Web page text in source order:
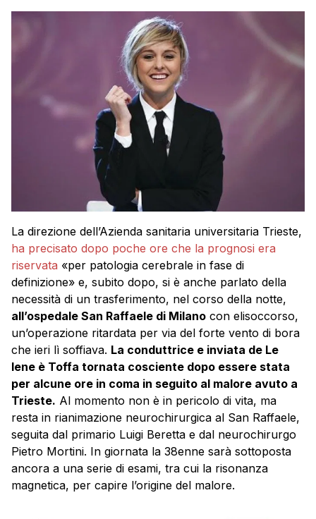
La direzione dell’Azienda sanitaria universitaria Trieste,
ha precisato dopo poche ore che la prognosi era
riservata «per patologia cerebrale in fase di
definizione» e, subito dopo, si è anche parlato della
necessità di un trasferimento, nel corso della notte,
all’ospedale San Raffaele di Milano con elisoccorso,
un’operazione ritardata per via del forte vento di bora
che ieri lì soffiava. La conduttrice e inviata de Le
Iene è Toffa tornata cosciente dopo essere stata
per alcune ore in coma in seguito al malore avuto a
Trieste. Al momento non è in pericolo di vita, ma
resta in rianimazione neurochirurgica al San Raffaele,
seguita dal primario Luigi Beretta e dal neurochirurgo
Pietro Mortini. In giornata la 38enne sarà sottoposta
ancora a una serie di esami, tra cui la risonanza
magnetica, per capire l’origine del malore.